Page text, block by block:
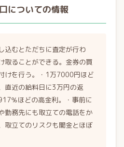
についての情報
込むとただちに査定が行わ
取ることができる。金券の買
けを行う。・1万7000円ほど
直近の給料日に3万円の返
％ほどの高金利。・事前に
勤務先にも取立ての電話をか
取立てのリスクも闇金とほぼ